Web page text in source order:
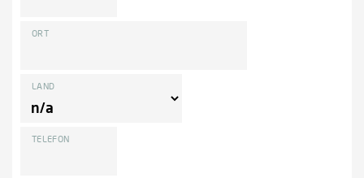
ORT
LAND
TELEFON